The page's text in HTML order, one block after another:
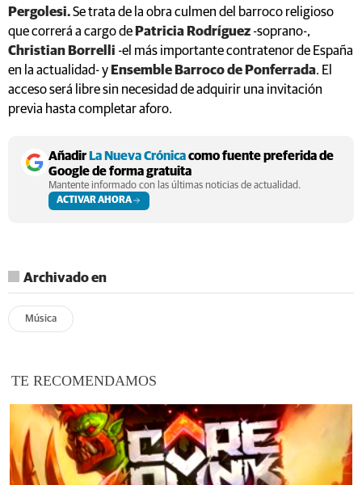
Pergolesi.Se trata de la obra culmen del barroco religioso
que correrá a cargo de Patricia Rodríguez -soprano-,
Christian Borrelli -el más importante contratenor de España
en la actualidad- y Ensemble Barroco de Ponferrada. El
acceso será libre sin necesidad de adquirir una invitación
previa hasta completar aforo.
AñadirLa Nueva Crónicacomo fuente preferida de
Google de forma gratuita
Mantente informado con las últimas noticias de actualidad.
ACTIVAR AHORA
Archivado en
Música
TE RECOMENDAMOS